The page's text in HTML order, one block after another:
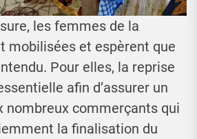
les femmes de la
mobilisées et espèrent que
Pour elles, la reprise
afin d’assurer un
nombreux commerçants qui
la finalisation du